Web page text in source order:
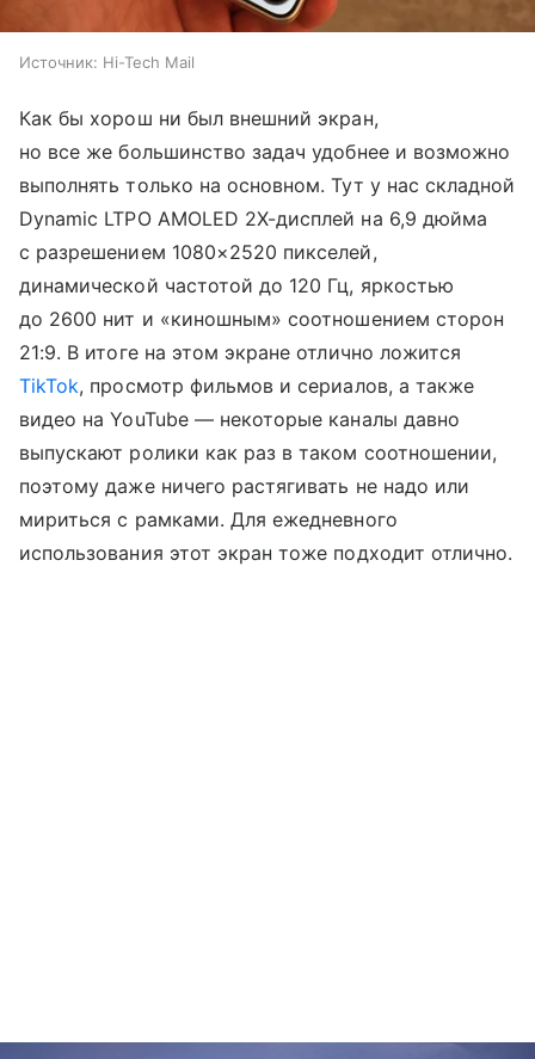
Источник: Hi-Tech Mail
Как бы хорош ни был внешний экран,
но все же большинство задач удобнее и возможно
выполнять только на основном. Тут у нас складной
Dynamic LTPO AMOLED 2X-дисплей на 6,9 дюйма
с разрешением 1080×2520 пикселей,
динамической частотой до 120 Гц, яркостью
до 2600 нит и «киношным» соотношением сторон
21:9. В итоге на этом экране отлично ложится
TikTok, просмотр фильмов и сериалов, а также
видео на YouTube — некоторые каналы давно
выпускают ролики как раз в таком соотношении,
поэтому даже ничего растягивать не надо или
мириться с рамками. Для ежедневного
использования этот экран тоже подходит отлично.